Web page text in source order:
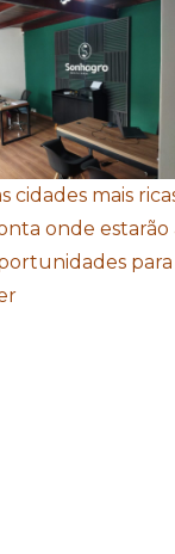
cidades mais
onde estarão
para